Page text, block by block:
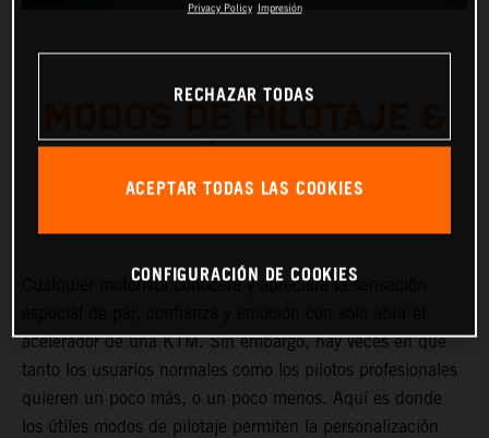
SELECCIÓN DE MAPAS
DE MOTOR
Cualquier motorista conocerá y apreciará la sensación
acelerador de una KTM. Sin embargo, hay veces en que
tanto los usuarios normales como los pilotos profesionales
quieren un poco más, o un poco menos. Aquí es donde
los útiles modos de pilotaje permiten la personalización
Privacy Policy Impresión
RECHAZAR TODAS
ACEPTAR TODAS LAS COOKIES
CONFIGURACIÓN DE COOKIES